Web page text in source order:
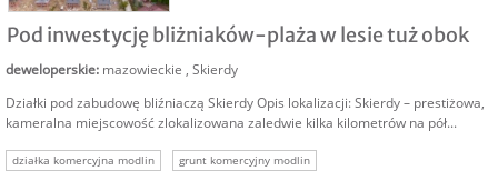
Pod inwestycję bliżniaków-plaża w lesie tuż obok
deweloperskie: mazowieckie , Skierdy
Działki pod zabudowę bliźniaczą Skierdy Opis lokalizacji: Skierdy – prestiżowa,
kameralna miejscowość zlokalizowana zaledwie kilka kilometrów na pół...
działka komercyjna modlin
grunt komercyjny modlin